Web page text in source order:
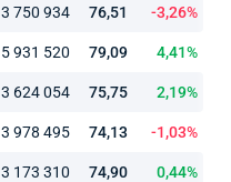
3 750 934 76,51 -3,26%
5 931 520 79,09 4,41%
3 624 054 75,75 2,19%
3 978 495 74,13 -1,03%
3 173 310 74,90 0,44%